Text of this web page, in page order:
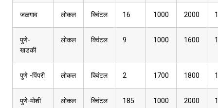
जळगाव लोकल क्विंटल 16 1000 2000
पुणे-
खडकी
लोकल क्विंटल 9 1000 1600
पुणे -पिंपरी लोकल क्विंटल 2 1700 1800
पुणे-मोशी लोकल क्विंटल 185 1000 2000